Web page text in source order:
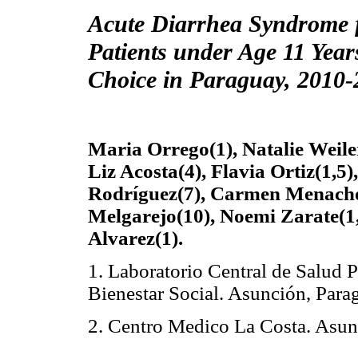
Acute Diarrhea
Patients under Age 11
Choice in Paraguay, 2010-
Maria Orrego(1), Natalie
Liz Acosta(4), Flavia
Rodríguez(7), Carmen
Melgarejo(10), Noemi
Alvarez(1).
1. Laboratorio Central de Salud
Bienestar Social. Asunción,
2. Centro Medico La Costa.